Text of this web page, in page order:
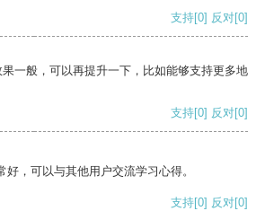
支持[0] 反对[0]
一般，可以再提升一下，比如能够支持更多地
支持[0] 反对[0]
，可以与其他用户交流学习心得。
支持[0] 反对[0]